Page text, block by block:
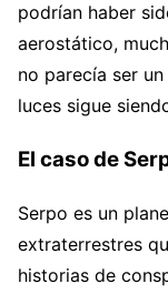
podrían haber
aerostático,
no parecía ser
luces sigue
El caso de
Serpo es un
extraterrestres
historias de